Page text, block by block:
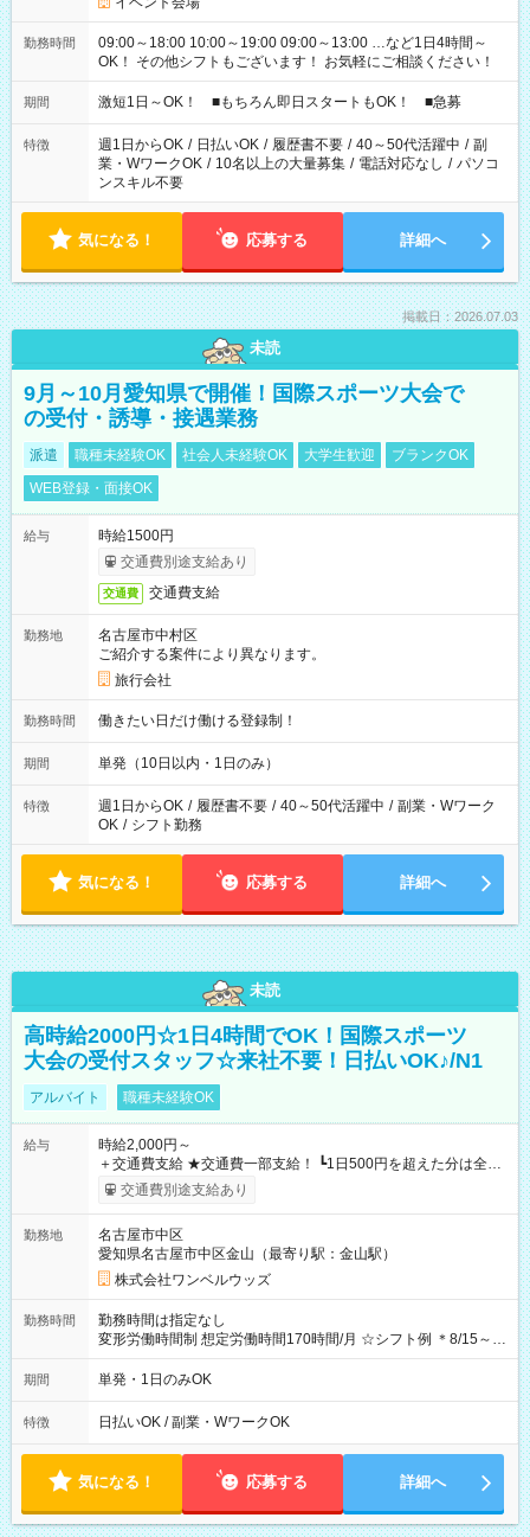
勤務時間
09:00～18:00 10:00～19:00 09:00～13:00 …など1日4時間～
OK！ その他シフトもございます！ お気軽にご相談ください！
期間 激短1日～OK！ ■もちろん即日スタートもOK！ ■急募
特徴 週1日からOK / 日払いOK / 履歴書不要 / 40～50代活躍中 / 副
業・WワークOK / 10名以上の大量募集 / 電話対応なし / パソコ
ンスキル不要
気になる！ 応募する 詳細へ
掲載日：2026.07.03
未読
9月～10月愛知県で開催！国際スポーツ大会で
の受付・誘導・接遇業務
派遣 職種未経験OK 社会人未経験OK 大学生歓迎
ブランクOK
WEB登録・面接OK
給与
時給1500円
交通費別途支給あり
交通費 交通費支給
勤務地
名古屋市中村区
ご紹介する案件により異なります。
旅行会社
勤務時間 働きたい日だけ働ける登録制！
期間 単発（10日以内・1日のみ）
特徴 週1日からOK / 履歴書不要 / 40～50代活躍中 / 副業・Wワーク
OK / シフト勤務
気になる！ 応募する 詳細へ
未読
高時給2000円☆1日4時間でOK！国際スポーツ
大会の受付スタッフ☆来社不要！日払いOK♪/N1
アルバイト 職種未経験OK
給与
時給2,000円～
＋交通費支給 ★交通費一部支給！ ┗1日500円を超えた分は全額
支給！ ※往復500円以内の方は自己負担となります ★日払い
OK！（規定あり） ┗働いたその日に現金GET♪ お仕事後はコン
期間なし
交通費別途支給あり
勤務地
名古屋市中区
愛知県名古屋市中区金山（最寄り駅：金山駅）
株式会社ワンベルウッズ
勤務時間
勤務時間は指定なし
変形労働時間制 想定労働時間170時間/月 ☆シフト例 ＊8/15～
10/26 全日共通 08：00～12：00 17：00～21：00 ＊8/31
～9/19のみ下記シフトもあります！ 12：00～16：00 ＊9/6～
00
期間 単発・1日のみOK
特徴 日払いOK / 副業・WワークOK
気になる！ 応募する 詳細へ